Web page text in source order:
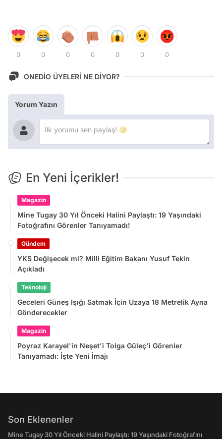
0 0 0 0 0 0 0
ONEDİO ÜYELERİ NE DİYOR?
Yorum Yazın
En Yeni İçerikler!
Magazin
Mine Tugay 30 Yıl Önceki Halini Paylaştı: 19 Yaşındaki
Fotoğrafını Görenler Tanıyamadı!
Gündem
YKS Değişecek mi? Milli Eğitim Bakanı Yusuf Tekin
Açıkladı
Teknoloji
Geceleri Güneş Işığı Satmak İçin Uzaya 18 Metrelik Ayna
Gönderecekler
Magazin
Poyraz Karayel'in Neşet'i Tolga Güleç'i Görenler
Tanıyamadı: İşte Yeni İmajı
Son Eklenenler
Mine Tugay 30 Yıl Önceki Halini Paylaştı: 19 Yaşındaki Fotoğrafını